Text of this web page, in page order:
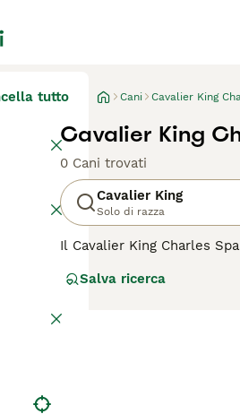
tutto Cani Cavalier King
Cavalier King
0 Cani trovati
Cavalier King
Solo di razza
Il Cavalier King Charles
snob.
Leggi la
Salva ricerca